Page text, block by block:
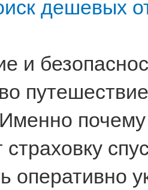
дешевых
и
страховку
оперативно